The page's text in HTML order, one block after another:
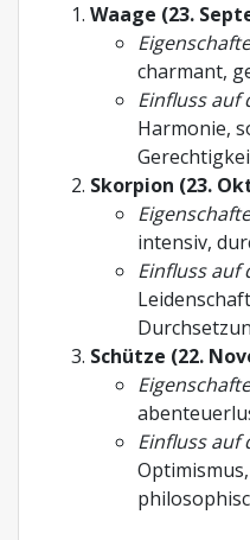
Waage (23.
charmant,
Einfluss auf
Harmonie,
Skorpion (23.
intensiv,
Einfluss auf
Schütze (22.
Einfluss auf